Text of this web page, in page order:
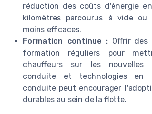
réduction des coûts d'énergie
kilomètres parcourus à vide
moins efficaces.
Formation continue : Offrir des
formation réguliers pour
chauffeurs sur les nouvelles
conduite et technologies en
conduite peut encourager
durables au sein de la flotte.